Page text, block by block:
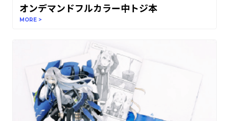
オンデマンドフルカラー中トジ本
MORE >